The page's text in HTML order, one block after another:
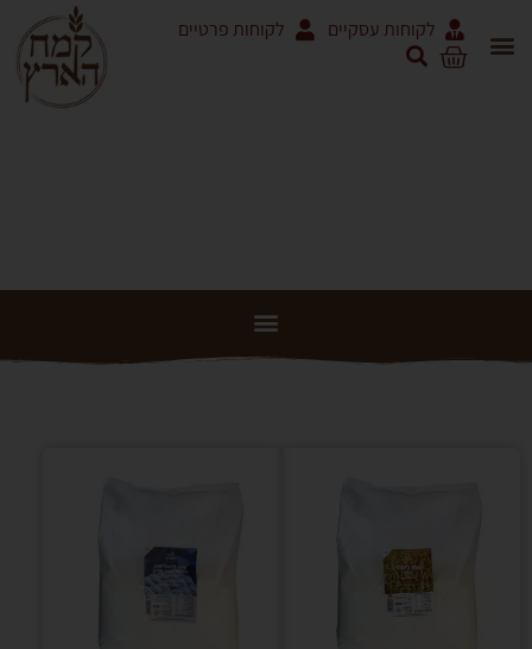
לקוחות עסקיים לקוחות פרטיים